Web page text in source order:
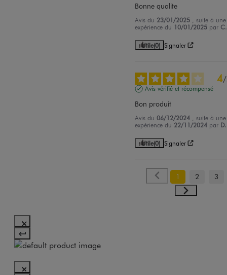
Bonne qualite
Avis du 23/01/2025
, suite à une
expérience du 10/01/2025 par
Utile(0) Signaler
4/
Avis vérifié et récompensé
Bon produit
Avis du06/12/2024
, suite à une
expérience du 22/11/2024 par
Utile(0) Signaler
1 2 3